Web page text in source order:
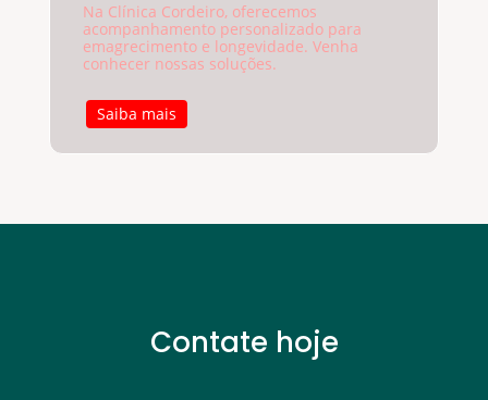
Na Clínica Cordeiro, oferecemos
acompanhamento personalizado para
emagrecimento e longevidade. Venha
conhecer nossas soluções.
Saiba mais
Contate hoje